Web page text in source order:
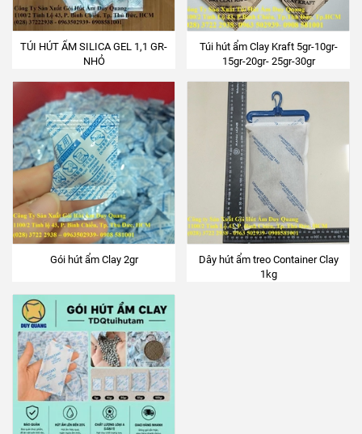
TÚI HÚT ẨM SILICA GEL 1,1 GR-
NHỎ
Túi hút ẩm Clay Kraft 5gr-10gr-
15gr-20gr- 25gr-30gr
Gói hút ẩm Clay 2gr
Dây hút ẩm treo Container Clay
1kg